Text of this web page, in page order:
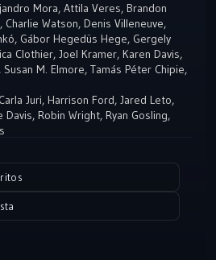
cualquier evidencia del suceso, el
de Rick Deckard, un misterioso ex
más de 30 años. Secuela del icónico
Blade Runner.
Mora, Attila Veres, Brandon
, Charlie Watson, Denis Villeneuve,
, Gábor Hegedüs Hege, Gergely
Clothier, Joel Kramer, Karen Davis,
, Susan M. Elmore, Tamás Péter Chipie,
Carla Juri, Harrison Ford, Jared Leto,
Davis, Robin Wright, Ryan Gosling,